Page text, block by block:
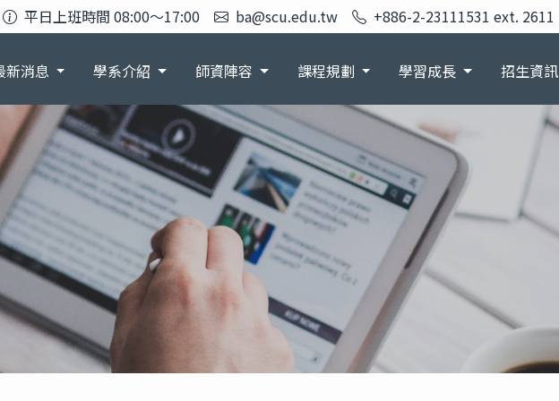
平日上班時間 08:00～17:00 ba@scu.edu.tw +886-2-23111531 ext. 2611
新消息 學系介紹 師資陣容 課程規劃 學習成長 招生資訊